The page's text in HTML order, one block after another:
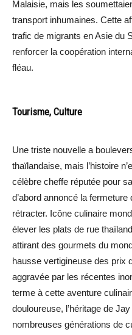
Malaisie, mais les
transport inhumaines. Cette
trafic de migrants en Asie du
renforcer la coopération
fléau.
Tourisme, Culture
Une triste nouvelle a
thaïlandaise, mais l’histoire
célèbre cheffe réputée pour
d’abord annoncé la
rétracter. Icône culinaire
élever les plats de rue
attirant des gourmets du
hausse vertigineuse des prix
aggravée par les récentes
terme à cette aventure
douloureuse, l’héritage de
nombreuses générations de